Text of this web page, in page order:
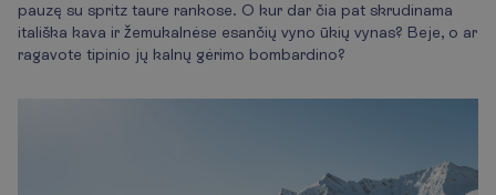
pauzę su spritz taure rankose. O kur dar čia pat skrudinama
itališka kava ir žemukalnėse esančių vyno ūkių vynas? Beje, o ar
ragavote tipinio jų kalnų gėrimo bombardino?